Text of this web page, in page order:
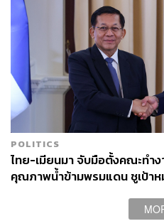
POLITICS
ไทย-เมียนมา จับมือตั้งคณะทำ
คุณภาพน้ำข้ามพรมแดน ชูเป้า